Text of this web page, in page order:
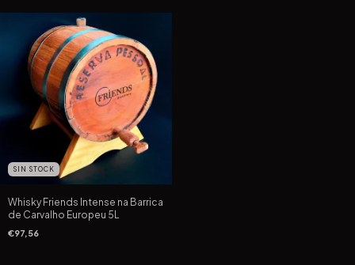
SIN STOCK
Whisky Friends Intense na Barrica
de Carvalho Europeu 5L
€97,56